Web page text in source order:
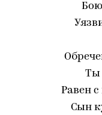
Ты
Равен
Сын